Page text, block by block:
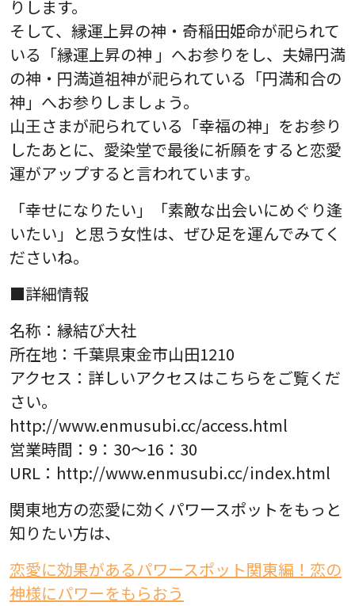
りします。
そして、縁運上昇の神・奇稲田姫命が祀られて
いる「縁運上昇の神 」へお参りをし、夫婦円満
の神・円満道祖神が祀られている「円満和合の
神」へお参りしましょう。
山王さまが祀られている「幸福の神」をお参り
したあとに、愛染堂で最後に祈願をすると恋愛
運がアップすると言われています。
「幸せになりたい」「素敵な出会いにめぐり逢
いたい」と思う女性は、ぜひ足を運んでみてく
ださいね。
■詳細情報
名称：縁結び大社
所在地：千葉県東金市山田1210
アクセス：詳しいアクセスはこちらをご覧くだ
さい。
http://www.enmusubi.cc/access.html
営業時間：9：30～16：30
URL：http://www.enmusubi.cc/index.html
関東地方の恋愛に効くパワースポットをもっと
知りたい方は、
恋愛に効果があるパワースポット関東編！恋の
神様にパワーをもらおう